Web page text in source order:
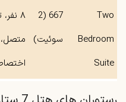
Two
Bedroom
Suite
667 (2
سوئیت)
۸